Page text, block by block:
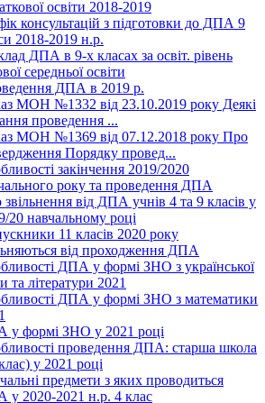
освіти 2018-2019
консультацій з підготовки до ДПА 9
2018-2019 н.р.
ДПА в 9-х класах за освіт. рівень
середньої освіти
ДПА в 2019 р.
МОН №1332 від 23.10.2019 року Деякі
проведення ...
МОН №1369 від 07.12.2018 року Про
Порядку провед...
закінчення 2019/2020
року та проведення ДПА
від ДПА учнів 4 та 9 класів у
20 навчальному році
11 класів 2020 року
від проходження ДПА
ДПА у формі ЗНО з української
та літератури 2021
ДПА у формі ЗНО з математики
у формі ЗНО у 2021 році
проведення ДПА: старша школа
у 2021 році
предмети з яких проводиться
у 2020-2021 н.р. 4 клас